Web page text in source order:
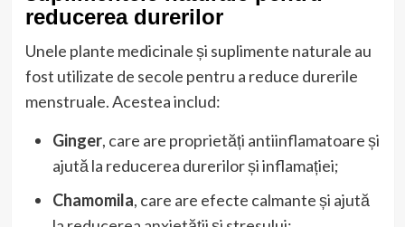
reducerea durerilor
Unele plante medicinale și suplimente naturale au
fost utilizate de secole pentru a reduce durerile
menstruale. Acestea includ:
Ginger, care are proprietăți antiinflamatoare și
ajută la reducerea durerilor și inflamației;
Chamomila, care are efecte calmante și ajută